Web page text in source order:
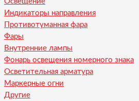
Индикаторы направления
Противотуманная фара
Фары
Внутренние лампы
Фонарь освещения номерного знака
Осветительная арматура
Маркерные огни
Другие